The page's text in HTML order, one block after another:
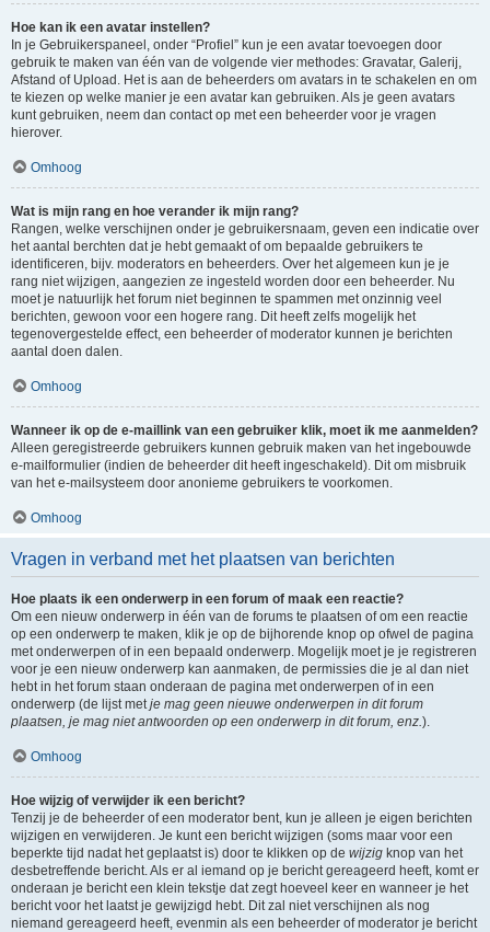
Hoe kan ik een avatar instellen?
In je Gebruikerspaneel, onder “Profiel” kun je een avatar toevoegen door
gebruik te maken van één van de volgende vier methodes: Gravatar, Galerij,
Afstand of Upload. Het is aan de beheerders om avatars in te schakelen en om
te kiezen op welke manier je een avatar kan gebruiken. Als je geen avatars
kunt gebruiken, neem dan contact op met een beheerder voor je vragen
hierover.
Omhoog
Wat is mijn rang en hoe verander ik mijn rang?
Rangen, welke verschijnen onder je gebruikersnaam, geven een indicatie over
het aantal berchten dat je hebt gemaakt of om bepaalde gebruikers te
identificeren, bijv. moderators en beheerders. Over het algemeen kun je je
rang niet wijzigen, aangezien ze ingesteld worden door een beheerder. Nu
moet je natuurlijk het forum niet beginnen te spammen met onzinnig veel
berichten, gewoon voor een hogere rang. Dit heeft zelfs mogelijk het
tegenovergestelde effect, een beheerder of moderator kunnen je berichten
aantal doen dalen.
Omhoog
Wanneer ik op de e-maillink van een gebruiker klik, moet ik me aanmelden?
Alleen geregistreerde gebruikers kunnen gebruik maken van het ingebouwde
e-mailformulier (indien de beheerder dit heeft ingeschakeld). Dit om misbruik
van het e-mailsysteem door anonieme gebruikers te voorkomen.
Omhoog
Vragen in verband met het plaatsen van berichten
Hoe plaats ik een onderwerp in een forum of maak een reactie?
Om een nieuw onderwerp in één van de forums te plaatsen of om een reactie
op een onderwerp te maken, klik je op de bijhorende knop op ofwel de pagina
met onderwerpen of in een bepaald onderwerp. Mogelijk moet je je registreren
voor je een nieuw onderwerp kan aanmaken, de permissies die je al dan niet
hebt in het forum staan onderaan de pagina met onderwerpen of in een
onderwerp (de lijst metje mag geen nieuwe onderwerpen in dit forum
plaatsen, je mag niet antwoorden op een onderwerp in dit forum, enz.).
Omhoog
Hoe wijzig of verwijder ik een bericht?
Tenzij je de beheerder of een moderator bent, kun je alleen je eigen berichten
wijzigen en verwijderen. Je kunt een bericht wijzigen (soms maar voor een
beperkte tijd nadat het geplaatst is) door te klikken op de wijzig knop van het
desbetreffende bericht. Als er al iemand op je bericht gereageerd heeft, komt er
onderaan je bericht een klein tekstje dat zegt hoeveel keer en wanneer je het
bericht voor het laatst je gewijzigd hebt. Dit zal niet verschijnen als nog
niemand gereageerd heeft, evenmin als een beheerder of moderator je bericht